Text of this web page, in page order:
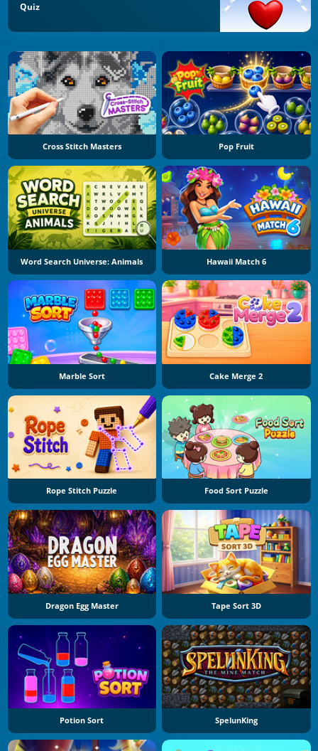
Quiz
Cross Stitch Masters Pop Fruit
Word Search Universe: Animals Hawaii Match 6
Marble Sort Cake Merge 2
Rope Stitch Puzzle Food Sort Puzzle
Dragon Egg Master Tape Sort 3D
Potion Sort SpelunKing